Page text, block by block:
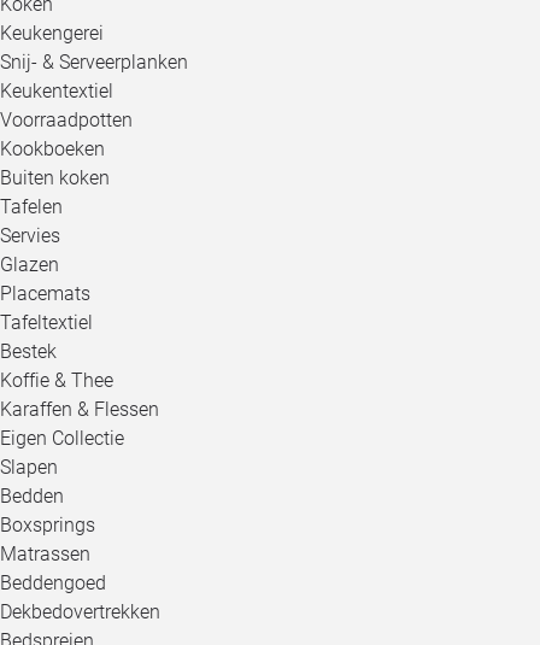
Keukengerei
Snij- & Serveerplanken
Keukentextiel
Voorraadpotten
Kookboeken
Buiten koken
Tafelen
Servies
Glazen
Placemats
Tafeltextiel
Bestek
Koffie & Thee
Karaffen & Flessen
Eigen Collectie
Slapen
Bedden
Boxsprings
Matrassen
Beddengoed
Dekbedovertrekken